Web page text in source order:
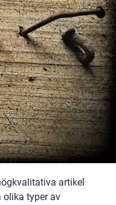
artikel
olika typer av